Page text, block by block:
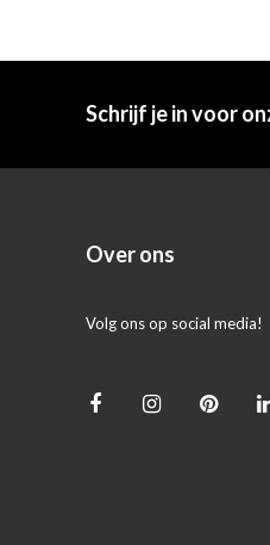
Schrijf je in voor
Over ons
Volg ons op social media!